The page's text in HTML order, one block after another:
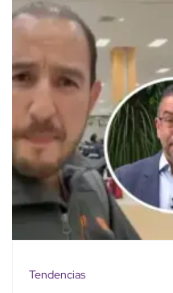
Tendencias